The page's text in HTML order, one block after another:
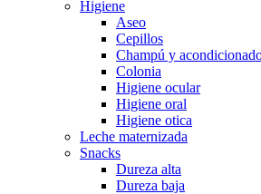
Higiene
Aseo
Cepillos
Champú y
Colonia
Higiene ocular
Higiene oral
Higiene otica
Leche maternizada
Snacks
Dureza alta
Dureza baja